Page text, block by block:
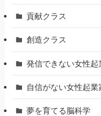
貢献クラス
創造クラス
発信できない女性起
自信がない女性起業
夢を育てる脳科学